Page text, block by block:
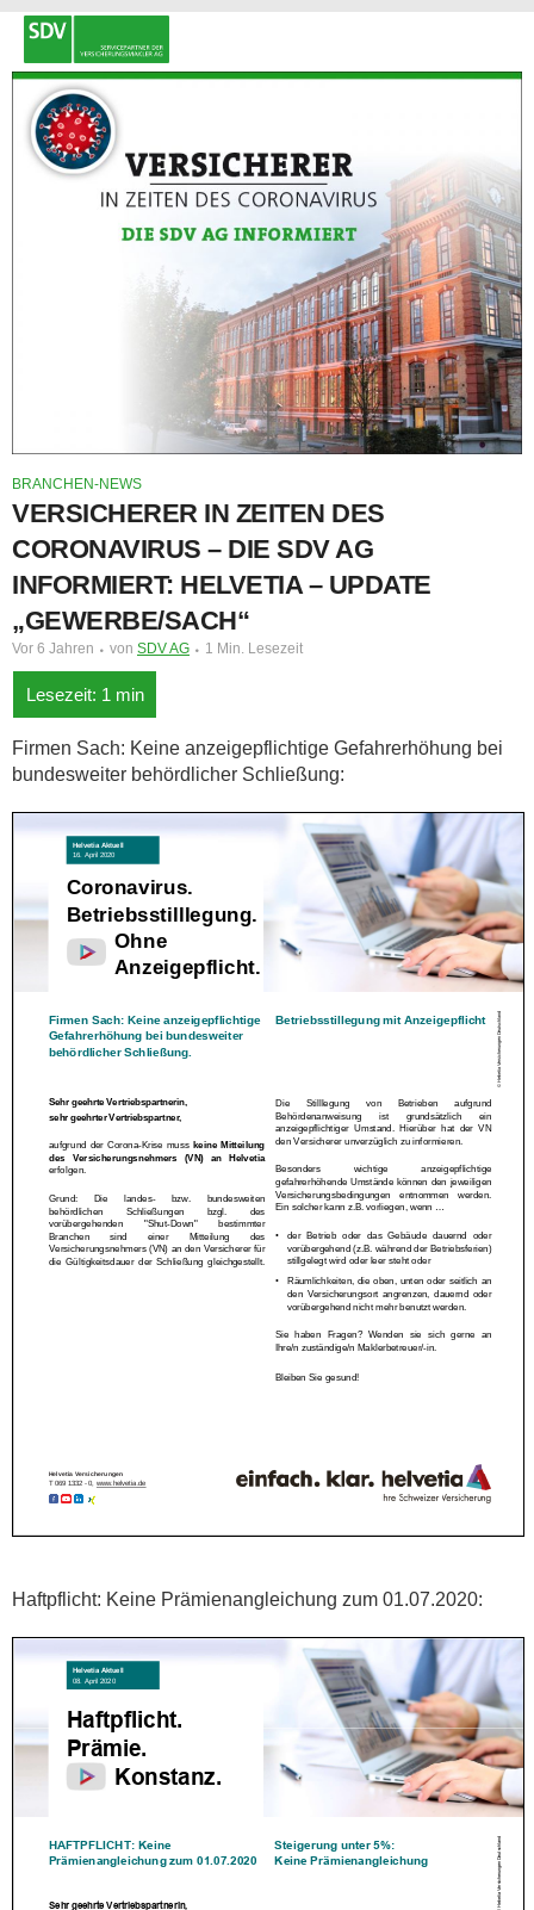
BRANCHEN-NEWS
VERSICHERER IN ZEITEN DES
CORONAVIRUS – DIE SDV AG
INFORMIERT: HELVETIA – UPDATE
„GEWERBE/SACH“
Vor 6 Jahren von SDV AG 1 Min. Lesezeit
Firmen Sach: Keine anzeigepflichtige Gefahrerhöhung bei
bundesweiter behördlicher Schließung:
Haftpflicht: Keine Prämienangleichung zum 01.07.2020: